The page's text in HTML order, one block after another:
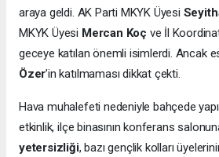
araya geldi. AK Parti MKYK Üyesi
MKYK Üyesi Mercan Koç ve İl
geceye katılan önemli isimlerdi. Ancak
Özer’in katılmaması dikkat çekti.
Hava muhalefeti nedeniyle bahçede
etkinlik, ilçe binasının konferans
yetersizliği, bazı gençlik kolları